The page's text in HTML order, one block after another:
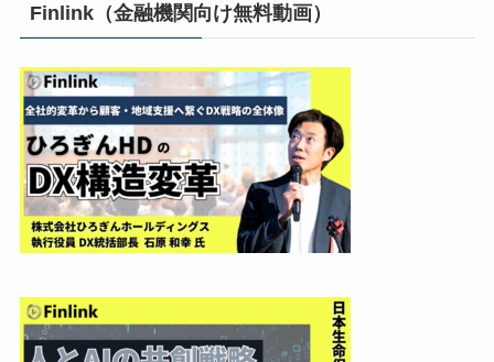
Finlink（金融機関向け無料動画）